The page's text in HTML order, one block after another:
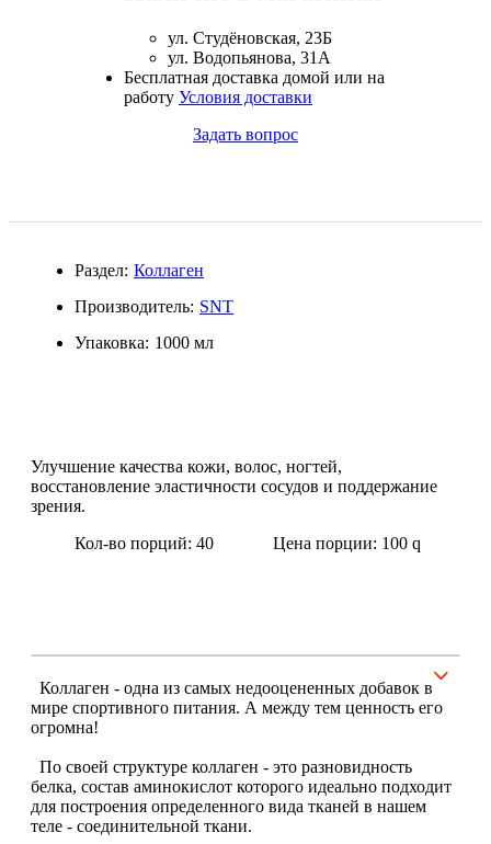
Волосы и кожа
Иммунитет
Коэнзим Q10
Сердце и Сосуды
Щитовидная железа
Коллаген
НАЗАД
ул. Студёновская, 23Б
ул. Водопьянова, 31А
Бесплатная доставка домой или на
работу Условия доставки
Задать вопрос
Раздел: Коллаген
Производитель: SNT
Упаковка: 1000 мл
Улучшение качества кожи, волос, ногтей,
восстановление эластичности сосудов и поддержание
зрения.
Кол-во порций: 40
Цена порции: 100 q
Коллаген - одна из самых недооцененных добавок в
мире спортивного питания. А между тем ценность его
огромна!
По своей структуре коллаген - это разновидность
белка, состав аминокислот которого идеально подходит
для построения определенного вида тканей в нашем
теле - соединительной ткани.